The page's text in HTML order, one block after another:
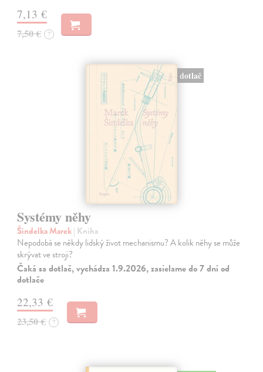
7,13 €
7,50 € ?
dotlač
Systémy něhy
Šindelka Marek| Kniha
Nepodobá se někdy lidský život mechanismu? A kolik něhy se může
skrývat ve stroji?
Čaká sa dotlač, vychádza 1.9.2026, zasielame do 7 dní od
dotlače
22,33 €
23,50 € ?